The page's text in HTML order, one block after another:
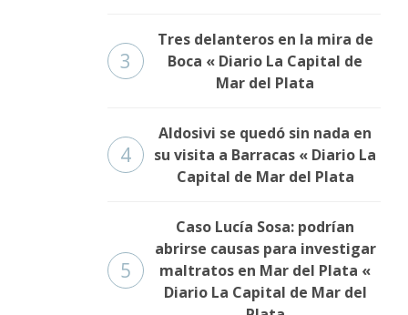
3
Tres delanteros en la mira de
Boca « Diario La Capital de
Mar del Plata
4
Aldosivi se quedó sin nada en
su visita a Barracas « Diario La
Capital de Mar del Plata
5
Caso Lucía Sosa: podrían
abrirse causas para investigar
maltratos en Mar del Plata «
Diario La Capital de Mar del